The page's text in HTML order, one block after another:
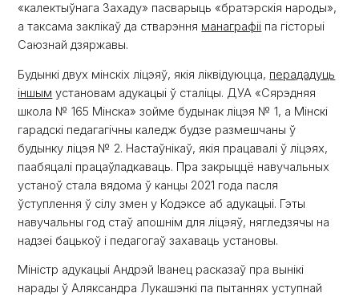
«калектыўнага Захаду» пасварыць «братэрскія народы»,
а таксама заклікаў да стварэння манаграфіі па гісторыі
Саюзнай дзяржавы.
Будынкі двух мінскіх ліцэяў, якія ліквідуюцца, перададуць
іншым установам адукацыі ў сталіцы. ДУА «Сярэдняя
школа № 165 Мінска» зойме будынак ліцэя № 1, а Мінскі
гарадскі педагагічны каледж будзе размешчаны ў
будынку ліцэя № 2. Настаўнікаў, якія працавалі ў ліцэях,
паабяцалі працаўладкаваць. Пра закрыццё навучальных
устаноў стала вядома ў канцы 2021 года пасля
ўступлення ў сілу змен у Кодэксе аб адукацыі. Гэты
навучальны год стаў апошнім для ліцэяў, нягледзячы на
надзеі бацькоў і педагогаў захаваць установы.
Міністр адукацыі Андрэй Іванец расказаў пра вынікі
нарады ў Аляксандра Лукашэнкі па пытаннях уступнай